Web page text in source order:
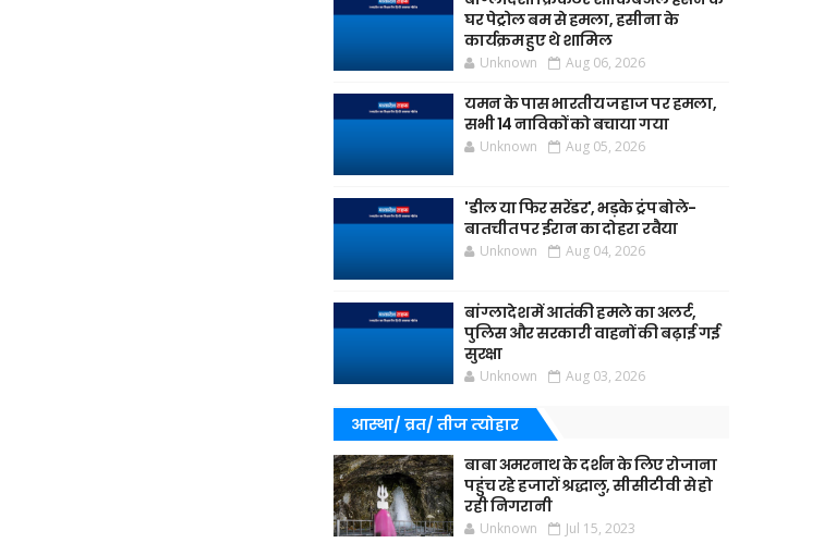
घर पेट्रोल बम से हमला, हसीना के
कार्यक्रम हुए थे शामिल
Unknown Aug 06, 2026
यमन के पास भारतीय जहाज पर हमला,
सभी 14 नाविकों को बचाया गया
Unknown Aug 05, 2026
'डील या फिर सरेंडर', भड़के ट्रंप बोले-
बातचीत पर ईरान का दोहरा रवैया
Unknown Aug 04, 2026
बांग्लादेश में आतंकी हमले का अलर्ट,
पुलिस और सरकारी वाहनों की बढ़ाई गई
सुरक्षा
Unknown Aug 03, 2026
आस्था/ व्रत/ तीज त्‍योहार
बाबा अमरनाथ के दर्शन के लिए रोजाना
पहुंच रहे हजारों श्रद्धालु, सीसीटीवी से हो
रही निगरानी
Unknown Jul 15, 2023